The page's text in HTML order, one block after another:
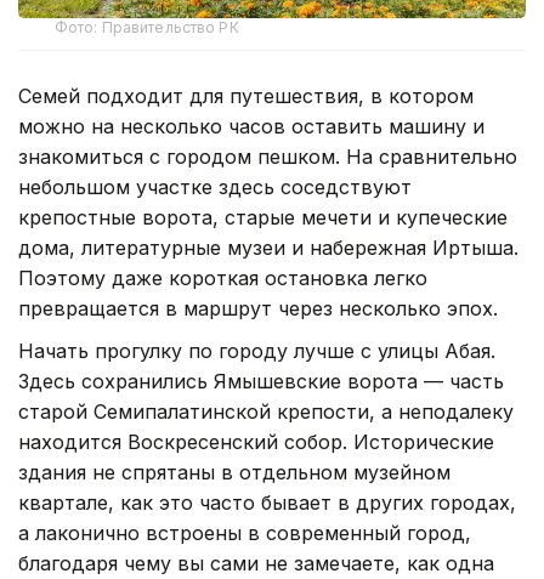
Фото: Правительство РК
Семей подходит для путешествия, в котором
можно на несколько часов оставить машину и
знакомиться с городом пешком. На сравнительно
небольшом участке здесь соседствуют
крепостные ворота, старые мечети и купеческие
дома, литературные музеи и набережная Иртыша.
Поэтому даже короткая остановка легко
превращается в маршрут через несколько эпох.
Начать прогулку по городу лучше с улицы Абая.
Здесь сохранились Ямышевские ворота — часть
старой Семипалатинской крепости, а неподалеку
находится Воскресенский собор. Исторические
здания не спрятаны в отдельном музейном
квартале, как это часто бывает в других городах,
а лаконично встроены в современный город,
благодаря чему вы сами не замечаете, как одна